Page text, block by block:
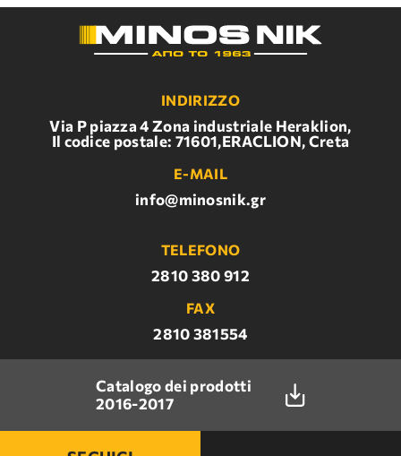
INDIRIZZO
Via P piazza 4 Zona industriale Heraklion,
Il codice postale: 71601,ERACLION, Creta
E-MAIL
info@minosnik.gr
TELEFONO
2810 380 912
FAX
2810 381554
Catalogo dei prodotti
2016-2017